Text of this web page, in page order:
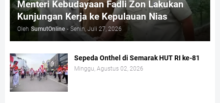
Menteri Kebudayaan Fadli Zon Lakukan
Kunjungan Kerja ke Kepulauan Nias
Oleh SumutOnline - Senin, Juli 27, 2026
Sepeda Onthel di Semarak HUT RI ke-81
Minggu, Agustus 02, 2026